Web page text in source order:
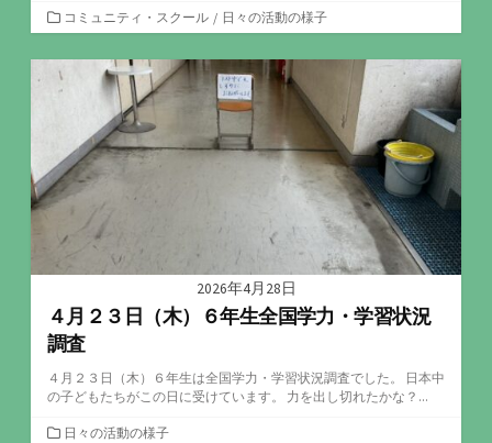
カ
テ
ゴ
リ
コミュニティ・スクール / 日々の活動の様子
2026年4月28日
４月２３日（木）６年生全国学力・学習状況
調査
４月２３日（木）６年生は全国学力・学習状況調査でした。 日本中
の子どもたちがこの日に受けています。 力を出し切れたかな？...
カ日々の活動の様子